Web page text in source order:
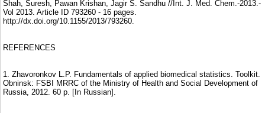
Shah, Suresh, Pawan Krishan, Jagir S. Sandhu //Int. J. Med. Chem.-2013.-
Vol 2013. Article ID 793260 - 16 pages.
http://dx.doi.org/10.1155/2013/793260.
REFERENCES
1. Zhavoronkov L.P. Fundamentals of applied biomedical statistics. Toolkit.
Obninsk: FSBI MRRC of the Ministry of Health and Social Development of
Russia, 2012. 60 p. [In Russian].